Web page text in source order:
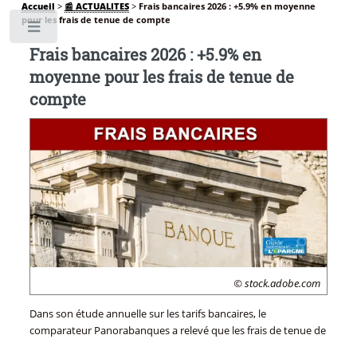
Accueil > 📰 ACTUALITES> Frais bancaires 2026 : +5.9% en moyenne
pour les frais de tenue de compte
Frais bancaires 2026 : +5.9% en
moyenne pour les frais de tenue de
compte
© stock.adobe.com
Dans son étude annuelle sur les tarifs bancaires, le
comparateur Panorabanques a relevé que les frais de tenue de